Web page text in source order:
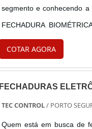
segmento e conhecendo a
FECHADURA
empresa comprometida
trabalha com cofre digital...
COTAR AGORA
FECHADURAS
TEC CONTROL/ PORTO
Quem está em busca de